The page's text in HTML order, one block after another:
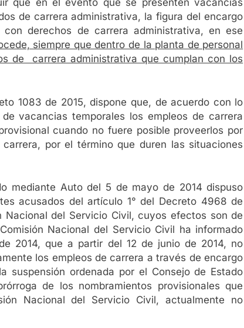
que en el evento que se presenten vacancias
de carrera administrativa, la figura del encargo
derechos de carrera administrativa, en ese
siempre que dentro de la planta de personal
de carrera administrativa que cumplan con los
1083 de 2015, dispone que, de acuerdo con lo
vacancias temporales los empleos de carrera
cuando no fuere posible proveerlos por
por el término que duren las situaciones
mediante Auto del 5 de mayo de 2014 dispuso
acusados del artículo 1° del Decreto 4968 de
del Servicio Civil, cuyos efectos son de
Nacional del Servicio Civil ha informado
2014, que a partir del 12 de junio de 2014, no
los empleos de carrera a través de encargo
suspensión ordenada por el Consejo de Estado
de los nombramientos provisionales que
Nacional del Servicio Civil, actualmente no